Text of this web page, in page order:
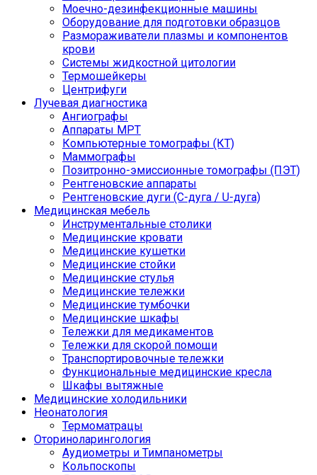
Моечно-дезинфекционные машины
Оборудование для подготовки образцов
Размораживатели плазмы и компонентов
крови
Системы жидкостной цитологии
Термошейкеры
Центрифуги
Лучевая диагностика
Ангиографы
Аппараты МРТ
Компьютерные томографы (КТ)
Маммографы
Позитронно-эмиссионные томографы (ПЭТ)
Рентгеновские аппараты
Рентгеновские дуги (С-дуга / U-дуга)
Медицинская мебель
Инструментальные столики
Медицинские кровати
Медицинские кушетки
Медицинские стойки
Медицинские стулья
Медицинские тележки
Медицинские тумбочки
Медицинские шкафы
Тележки для медикаментов
Тележки для скорой помощи
Транспортировочные тележки
Функциональные медицинские кресла
Шкафы вытяжные
Медицинские холодильники
Неонатология
Термоматрацы
Оториноларингология
Аудиометры и Тимпанометры
Кольпоскопы